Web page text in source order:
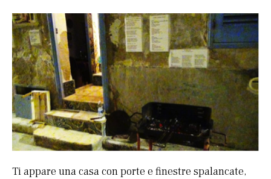
Ti appare una casa con porte e finestre spalancate,